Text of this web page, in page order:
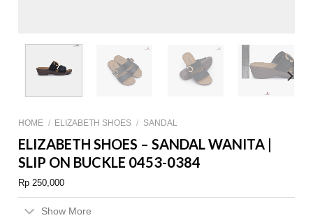
HOME / ELIZABETH SHOES / SANDAL
ELIZABETH SHOES – SANDAL WANITA |
SLIP ON BUCKLE 0453-0384
Rp 250,000
Show More